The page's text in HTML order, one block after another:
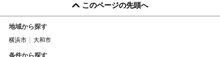
このページの先頭へ
地域から探す
横浜市 大和市
条件から探す